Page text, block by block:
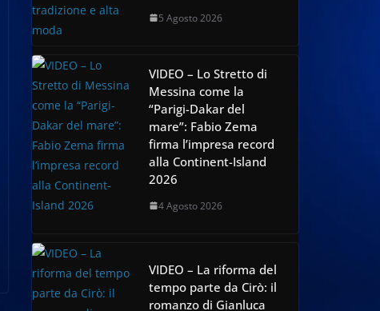
5 Agosto 2026
VIDEO – Lo Stretto di
Messina come la
“Parigi-Dakar del
mare”: Fabio Zema
firma l’impresa record
alla Continent-Island
2026
4 Agosto 2026
VIDEO – La riforma del
tempo parte da Cirò: il
romanzo di Gianluca